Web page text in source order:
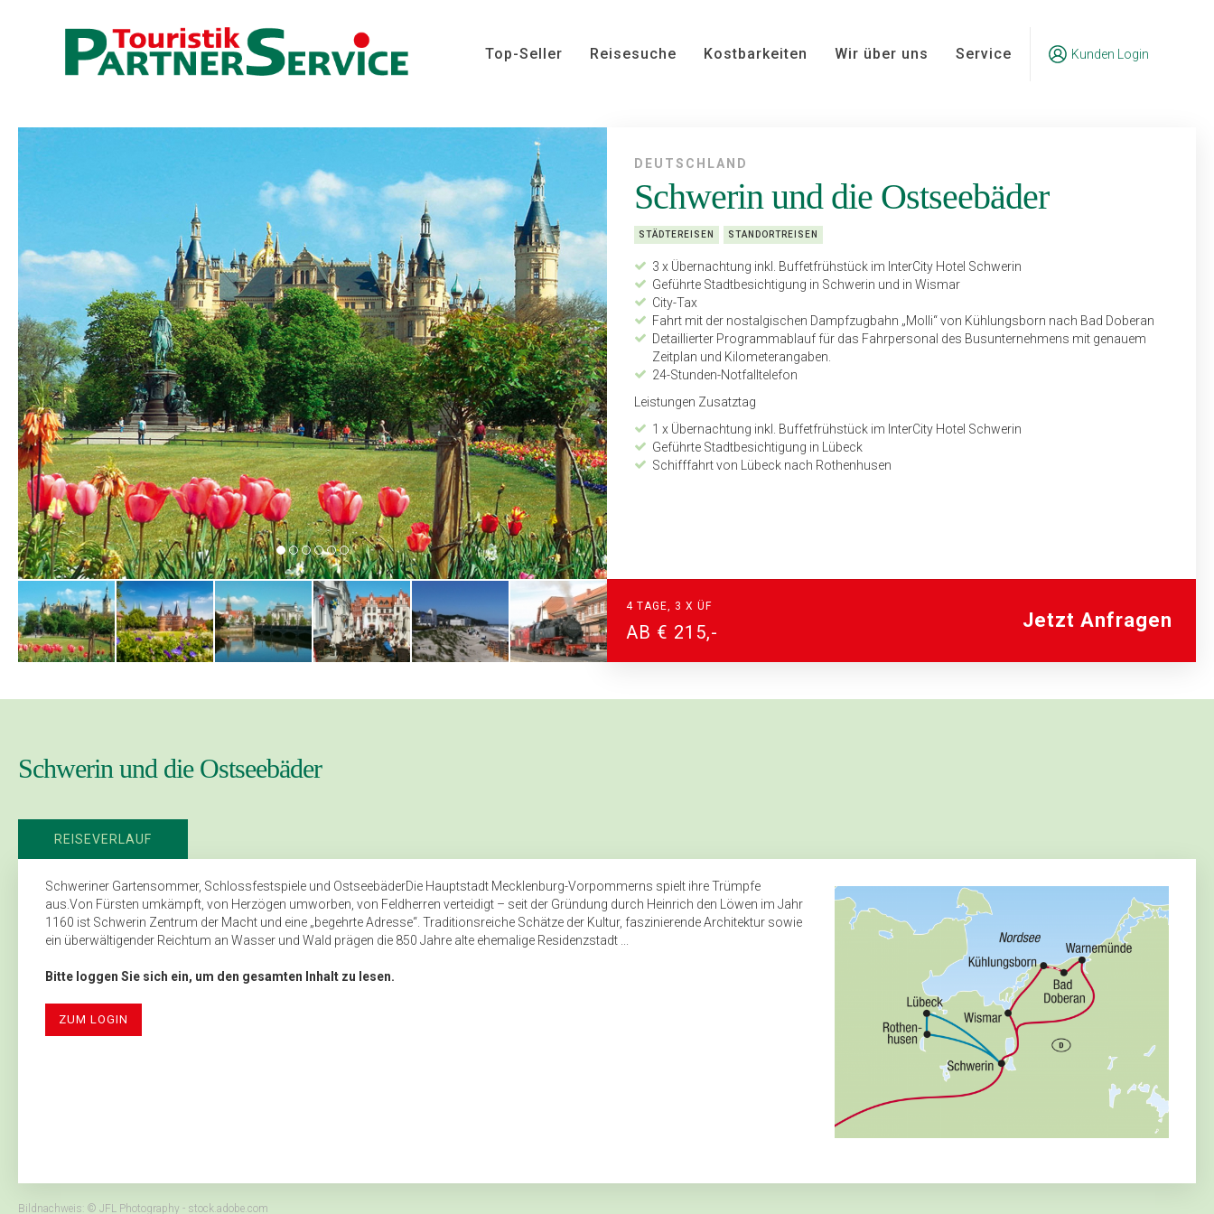
Top-Seller Reisesuche Kostbarkeiten Wir über uns Service Kunden Login
DEUTSCHLAND
Schwerin und die Ostseebäder
STÄDTEREISEN STANDORTREISEN
3 x Übernachtung inkl. Buffetfrühstück im InterCity Hotel Schwerin
Geführte Stadtbesichtigung in Schwerin und in Wismar
City-Tax
Fahrt mit der nostalgischen Dampfzugbahn „Molli“ von Kühlungsborn nach Bad Doberan
Detaillierter Programmablauf für das Fahrpersonal des Bus­unternehmens mit genauem
Zeitplan und Kilometerangaben.
24-Stunden-Notfalltelefon
Leistungen Zusatztag
1 x Übernachtung inkl. Buffetfrühstück im InterCity Hotel Schwerin
Geführte Stadtbesichtigung in Lübeck
Schifffahrt von Lübeck nach Rothenhusen
4 TAGE, 3 X ÜF
AB € 215,-
Jetzt Anfragen
Schwerin und die Ostseebäder
REISEVERLAUF
Schweriner Gartensommer, Schlossfestspiele und OstseebäderDie Hauptstadt Mecklenburg-Vorpommerns spielt ihre Trümpfe
aus.Von Fürsten umkämpft, von Herzögen umworben, von Feldherren verteidigt – seit der Gründung durch Heinrich den Löwen im Jahr
1160 ist Schwerin Zentrum der Macht und eine „begehrte Adresse“. Traditionsreiche Schätze der Kultur, faszinierende Architektur sowie
ein überwältigender Reichtum an Wasser und Wald prägen die 850 Jahre alte ehemalige Residenzstadt ...
Bitte loggen Sie sich ein, um den gesamten Inhalt zu lesen.
ZUM LOGIN
Bildnachweis: © JFL Photography - stock.adobe.com